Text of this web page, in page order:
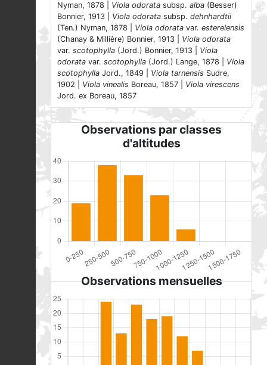
Nyman, 1878 | Viola odorata subsp. alba (Besser)
Bonnier, 1913 | Viola odorata subsp. dehnhardtii
(Ten.) Nyman, 1878 | Viola odorata var. esterelensis
(Chanay & Millière) Bonnier, 1913 | Viola odorata
var. scotophylla (Jord.) Bonnier, 1913 | Viola
odorata var. scotophylla (Jord.) Lange, 1878 | Viola
scotophylla Jord., 1849 | Viola tarnensis Sudre,
1902 | Viola vinealis Boreau, 1857 | Viola virescens
Jord. ex Boreau, 1857
Observations par classes
d'altitudes
Observations mensuelles